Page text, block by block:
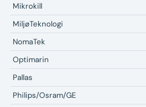
Mikrokill
MiljøTeknologi
NomaTek
Optimarin
Pallas
Philips/Osram/GE